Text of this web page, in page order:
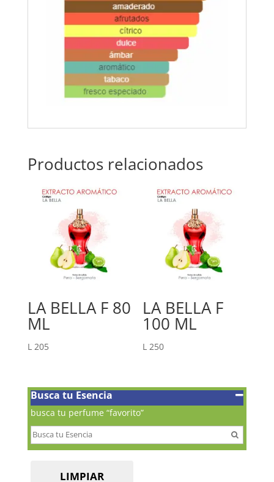
Productos relacionados
LA BELLA F 80
ML
L 205
LA BELLA F
100 ML
L 250
Busca tu Esencia
busca tu perfume “favorito”
LIMPIAR